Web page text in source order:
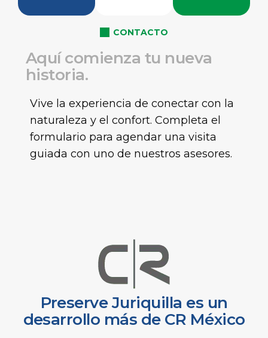
CONTACTO
Aquí comienza tu nueva
historia.
Vive la experiencia de conectar con la
naturaleza y el confort. Completa el
formulario para agendar una visita
guiada con uno de nuestros asesores.
Preserve Juriquilla es un
desarrollo más de CR México